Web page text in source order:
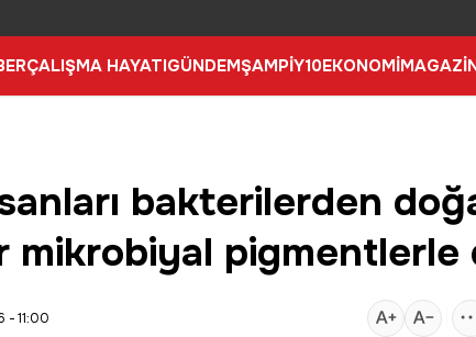
ÇALIŞMA HAYATIGÜNDEMŞAMPİY10EKONOMİ
bakterilerden
mikrobiyal pigmentlerle
- 11:00